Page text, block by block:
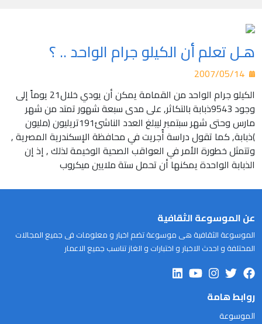
هـل تعلم أن الكيلو جرام الواحد .. ؟
الكيلو جرام الواحد من القمامة يمكن أن يودي خلال21 يوماً إلى
وجود 9543ذبابة بالتكاثر, على مدى سبعة شهور تمتد من شهر
مارس وحتى شهر سبتمبر ليبلغ العدد الناشئ191تريليون (مليون
)ذبابة, كما تقول دراسة أُجريت في محافظة الإسكندرية المصرية ,
وتتمثل خطورة الأمر في العواقب الصحية الوخيمة لذلك , إذ إن
الذبابة الواحدة يمكنها أن تحمل ستة ملايين ميكروب
عن الموسوعة الثقافية
الموسوعة الثقافية هى موسوعة تضم اخبار و معلومات فى جميع المجالات
المختلفة و احدث الاخبار و اختبارات و الغاز تناسب جميع الاعمار
روابط هامة
الموسوعة